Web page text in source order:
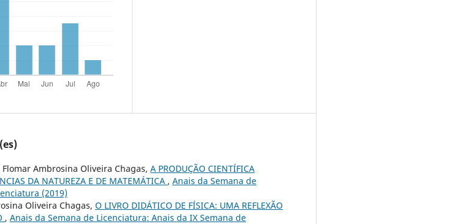
Ambrosina Oliveira Chagas, A PRODUÇÃO CIENTÍFICA
DA NATUREZA E DE MATEMÁTICA , Anais da Semana de
(2019)
Oliveira Chagas, O LIVRO DIDÁTICO DE FÍSICA: UMA REFLEXÃO
, Anais da Semana de Licenciatura: Anais da IX Semana de